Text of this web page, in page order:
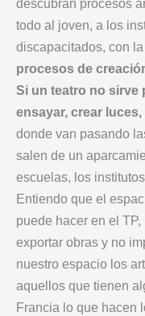
descubran procesos
todo al joven, a los
discapacitados, con
procesos de
Si un teatro no sirve
ensayar, crear
donde van pasando
salen de un
escuelas, los
Entiendo que el
puede hacer en el
exportar obras y no
nuestro espacio los
aquellos que tienen
Francia lo que hacen